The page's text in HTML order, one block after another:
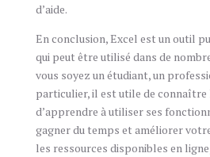
d’aide.
En conclusion, Excel est un outil
qui peut être utilisé dans de
vous soyez un étudiant, un
particulier, il est utile de connaître
d’apprendre à utiliser ses
gagner du temps et améliorer
les ressources disponibles en